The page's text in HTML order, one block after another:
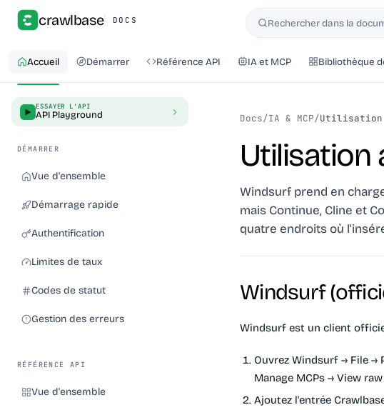
crawlbase DOCS
Rechercher
Rechercher dans la
Accueil Démarrer Référence API IA et MCP Bibliothèque
ESSAYER L'API
API Playground
DÉMARRER
Vue d'ensemble
Démarrage rapide
Authentification
Limites de taux
Codes de statut
Gestion des erreurs
RÉFÉRENCE API
Vue d'ensemble
Docs/IA & MCP/Utilisation
Utilisation
Windsurf prend en
mais Continue, Cline et
quatre endroits où
Windsurf
Windsurf est un client
Ouvrez Windsurf → File →
Manage MCPs → View
Ajoutez l'entrée